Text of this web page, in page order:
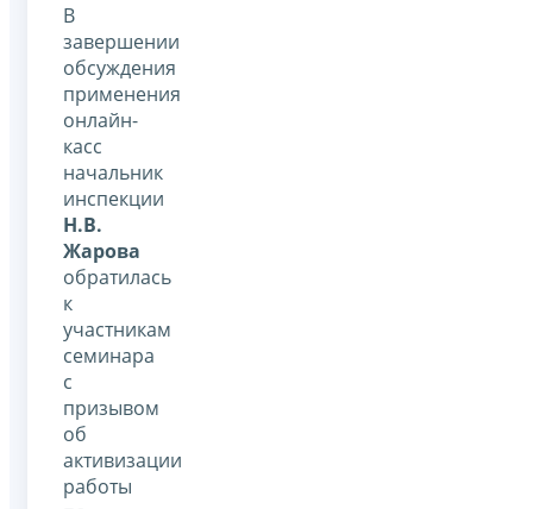
В
завершении
обсуждения
применения
онлайн-
касс
начальник
инспекции
Н.В.
Жарова
обратилась
к
участникам
семинара
с
призывом
об
активизации
работы